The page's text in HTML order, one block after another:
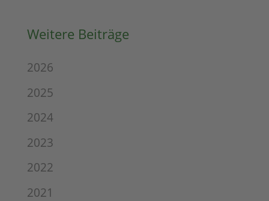
Weitere Beiträge
2026
2025
2024
2023
2022
2021